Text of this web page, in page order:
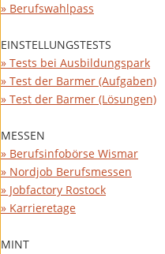
» Berufswahlpass
EINSTELLUNGSTESTS
» Tests bei Ausbildungspark
» Test der Barmer (Aufgaben)
» Test der Barmer (Lösungen)
MESSEN
» Berufsinfobörse Wismar
» Nordjob Berufsmessen
» Jobfactory Rostock
» Karrieretage
MINT